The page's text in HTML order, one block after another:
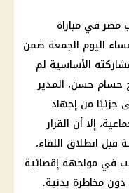
في مباراة
مساء اليوم الجمعة ضمن
العالم 2026، لكن مشاركته الأساسية لم
حسن، المدير
جزئيًا من إجهاد
إلا أن القرار
انطلاق اللقاء،
في مواجهة إقصائية
مخاطرة بدنية.